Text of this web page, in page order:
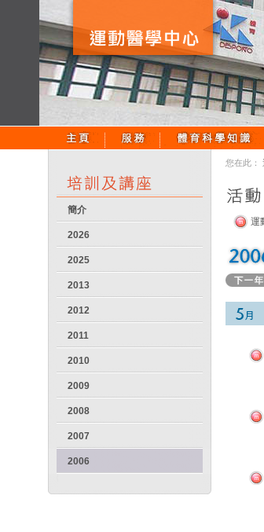
簡介
2026
2025
2013
2012
2011
2010
2009
2008
2007
2006
您在此：
運